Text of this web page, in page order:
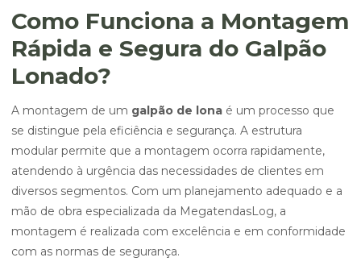
Como Funciona a Montagem
Rápida e Segura do Galpão
Lonado?
A montagem de um galpão de lona é um processo que
se distingue pela eficiência e segurança. A estrutura
modular permite que a montagem ocorra rapidamente,
atendendo à urgência das necessidades de clientes em
diversos segmentos. Com um planejamento adequado e a
mão de obra especializada da MegatendasLog, a
montagem é realizada com excelência e em conformidade
com as normas de segurança.